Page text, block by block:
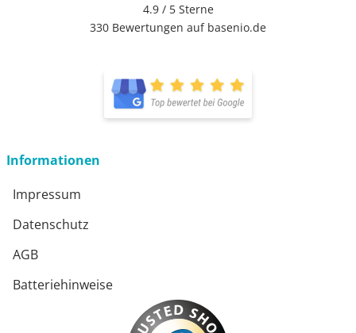
4.9 / 5Sterne
330 Bewertungen auf basenio.de
öffnet in neuem Fenster
Informationen
Impressum
Datenschutz
AGB
Batteriehinweise